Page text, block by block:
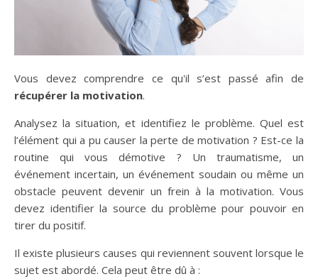
Vous devez comprendre ce qu'il s’est passé afin de
récupérer la motivation.
Analysez la situation, et identifiez le problème. Quel est
l’élément qui a pu causer la perte de motivation ? Est-ce la
routine qui vous démotive ? Un traumatisme, un
événement incertain, un événement soudain ou même un
obstacle peuvent devenir un frein à la motivation. Vous
devez identifier la source du problème pour pouvoir en
tirer du positif.
Il existe plusieurs causes qui reviennent souvent lorsque le
sujet est abordé. Cela peut être dû à :